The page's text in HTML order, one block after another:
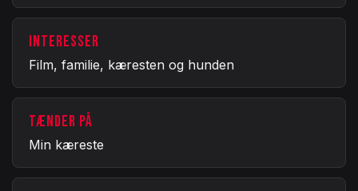
INTERESSER
Film, familie, kæresten og hunden
TÆNDER PÅ
Min kæreste